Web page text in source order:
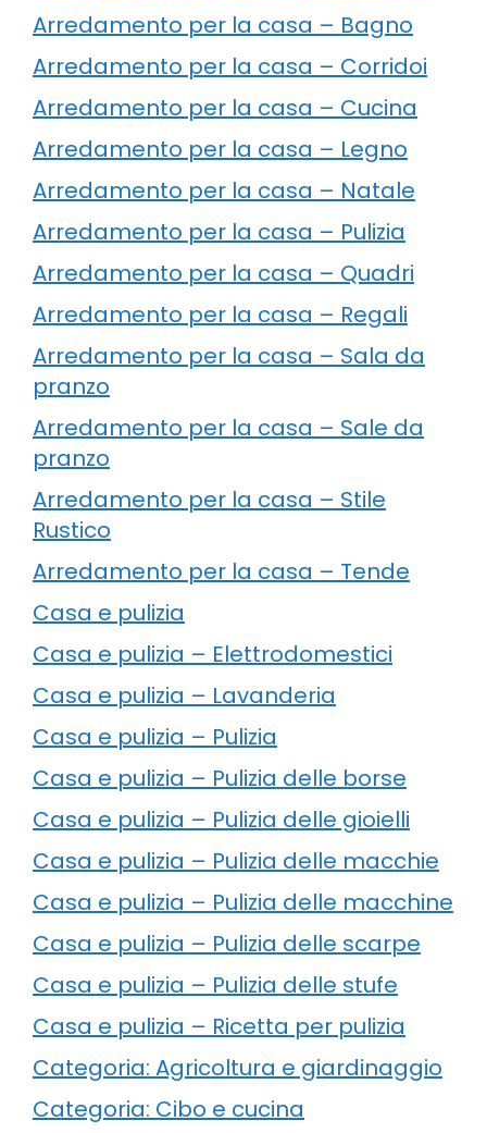
Arredamento per la casa – Bagno
Arredamento per la casa – Corridoi
Arredamento per la casa – Cucina
Arredamento per la casa – Legno
Arredamento per la casa – Natale
Arredamento per la casa – Pulizia
Arredamento per la casa – Quadri
Arredamento per la casa – Regali
Arredamento per la casa – Sala da
pranzo
Arredamento per la casa – Sale da
pranzo
Arredamento per la casa – Stile
Rustico
Arredamento per la casa – Tende
Casa e pulizia
Casa e pulizia – Elettrodomestici
Casa e pulizia – Lavanderia
Casa e pulizia – Pulizia
Casa e pulizia – Pulizia delle borse
Casa e pulizia – Pulizia delle gioielli
Casa e pulizia – Pulizia delle macchie
Casa e pulizia – Pulizia delle macchine
Casa e pulizia – Pulizia delle scarpe
Casa e pulizia – Pulizia delle stufe
Casa e pulizia – Ricetta per pulizia
Categoria: Agricoltura e giardinaggio
Categoria: Cibo e cucina